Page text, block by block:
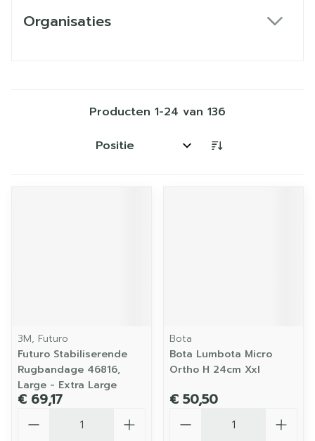
Organisaties
Producten 1-24 van 136
Sorteer op:
3M, Futuro
Futuro Stabiliserende
Rugbandage 46816,
Large - Extra Large
€ 69,17
Bota
Bota Lumbota Micro
Ortho H 24cm Xxl
€ 50,50